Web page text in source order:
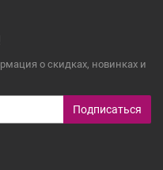
о скидках, новинках и
Подписаться